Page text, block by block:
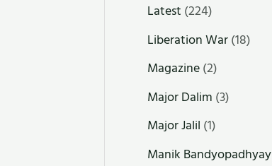
Latest (224)
Liberation War(18)
Magazine(2)
Major Dalim (3)
Major Jalil (1)
Manik Bandyopadhyay